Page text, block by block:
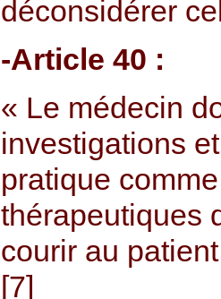
déconsidérer
-Article 40 :
« Le médecin
investigations
pratique
thérapeutiques
courir au
[7]